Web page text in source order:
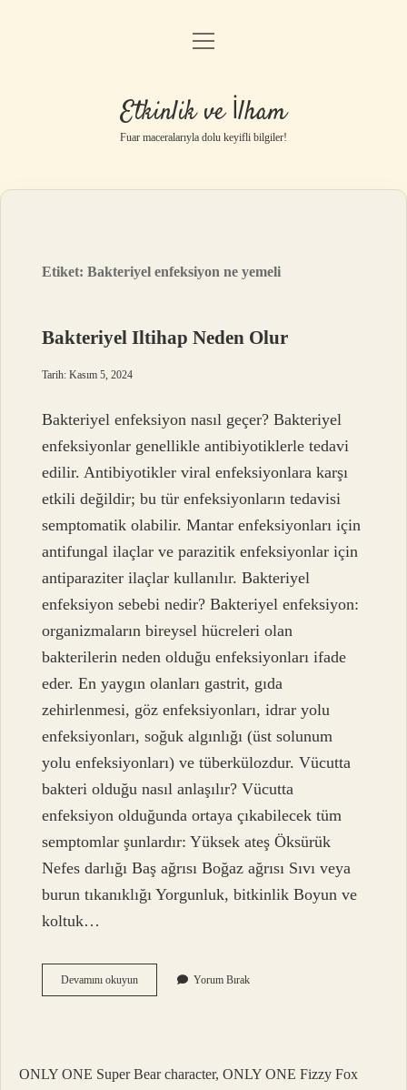
Anasayfa
Gizlilik Politikası
Yasal Uyarı
menüyü
Etkinlik ve İlham
Fuar maceralarıyla dolu keyifli bilgiler!
Etiket:Bakteriyel enfeksiyon ne yemeli
Bakteriyel Iltihap Neden Olur
Tarih: Kasım 5, 2024
Bakteriyel enfeksiyon nasıl geçer? Bakteriyel
enfeksiyonlar genellikle antibiyotiklerle tedavi
edilir. Antibiyotikler viral enfeksiyonlara karşı
etkili değildir; bu tür enfeksiyonların tedavisi
semptomatik olabilir. Mantar enfeksiyonları için
antifungal ilaçlar ve parazitik enfeksiyonlar için
antiparaziter ilaçlar kullanılır. Bakteriyel
enfeksiyon sebebi nedir? Bakteriyel enfeksiyon:
organizmaların bireysel hücreleri olan
bakterilerin neden olduğu enfeksiyonları ifade
eder. En yaygın olanları gastrit, gıda
zehirlenmesi, göz enfeksiyonları, idrar yolu
enfeksiyonları, soğuk algınlığı (üst solunum
yolu enfeksiyonları) ve tüberkülozdur. Vücutta
bakteri olduğu nasıl anlaşılır? Vücutta
enfeksiyon olduğunda ortaya çıkabilecek tüm
semptomlar şunlardır: Yüksek ateş Öksürük
Nefes darlığı Baş ağrısı Boğaz ağrısı Sıvı veya
burun tıkanıklığı Yorgunluk, bitkinlik Boyun ve
koltuk…
Devamını okuyunBakteriyel
Iltihap
Yorum Bırak
ONLY ONE Super Bear character, ONLY ONE Fizzy Fox